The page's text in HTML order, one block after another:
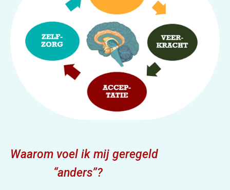
Waarom voel ik mij geregeld
“anders”?